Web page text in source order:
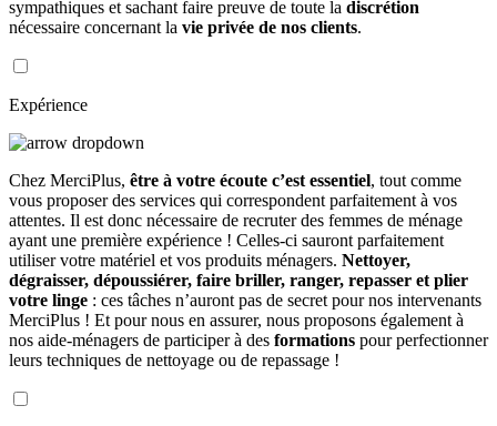
sympathiques et sachant faire preuve de toute la discrétion
nécessaire concernant la vie privée de nos clients.
Expérience
Chez MerciPlus, être à votre écoute c’est essentiel, tout comme
vous proposer des services qui correspondent parfaitement à vos
attentes. Il est donc nécessaire de recruter des femmes de ménage
ayant une première expérience ! Celles-ci sauront parfaitement
utiliser votre matériel et vos produits ménagers. Nettoyer,
dégraisser, dépoussiérer, faire briller, ranger, repasser et plier
votre linge : ces tâches n’auront pas de secret pour nos intervenants
MerciPlus ! Et pour nous en assurer, nous proposons également à
nos aide-ménagers de participer à des formations pour perfectionner
leurs techniques de nettoyage ou de repassage !